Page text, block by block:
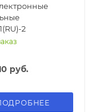
2
руб.